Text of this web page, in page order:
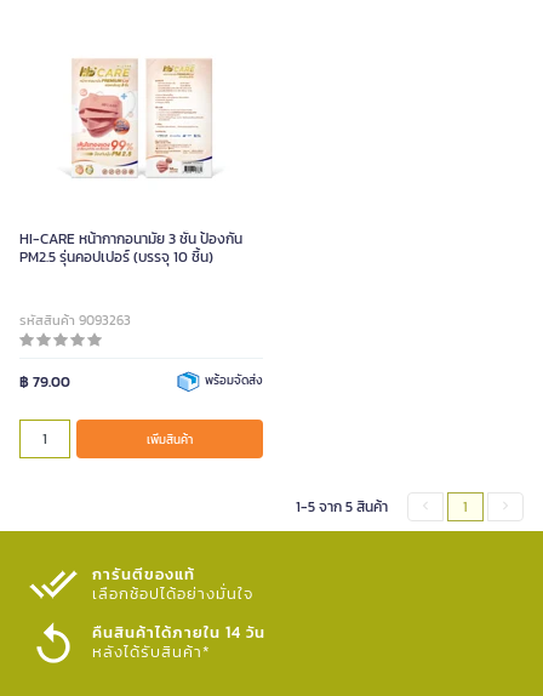
HI-CARE หน้ากากอนามัย 3 ชั้น ป้องกัน
PM2.5 รุ่นคอปเปอร์ (บรรจุ 10 ชิ้น)
รหัสสินค้า 9093263
฿ 79.00 พร้อมจัดส่ง
เพิ่มสินค้า
1-5 จาก 5 สินค้า 1
การันตีของแท้
เลือกช้อปได้อย่างมั่นใจ​
คืนสินค้าได้ภายใน 14 วัน
หลังได้รับสินค้า*